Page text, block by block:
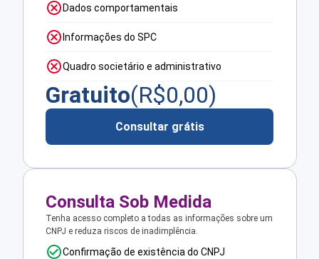
Dados comportamentais
Informações do SPC
Quadro societário e administrativo
Gratuito(R$0,00)
Consultar grátis
Consulta Sob Medida
Tenha acesso completo a todas as informações sobre um
CNPJ e reduza riscos de inadimplência.
Confirmação de existência do CNPJ